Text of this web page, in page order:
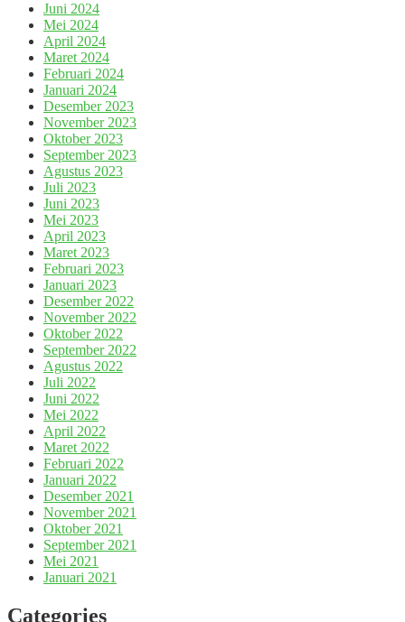
Juni 2024
Mei 2024
April 2024
Maret 2024
Februari 2024
Januari 2024
Desember 2023
November 2023
Oktober 2023
September 2023
Agustus 2023
Juli 2023
Juni 2023
Mei 2023
April 2023
Maret 2023
Februari 2023
Januari 2023
Desember 2022
November 2022
Oktober 2022
September 2022
Agustus 2022
Juli 2022
Juni 2022
Mei 2022
April 2022
Maret 2022
Februari 2022
Januari 2022
Desember 2021
November 2021
Oktober 2021
September 2021
Mei 2021
Januari 2021
Categories